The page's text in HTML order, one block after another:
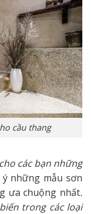
cầu thang
các bạn những
những mẫu sơn
ưa chuộng nhất.
trong các loại